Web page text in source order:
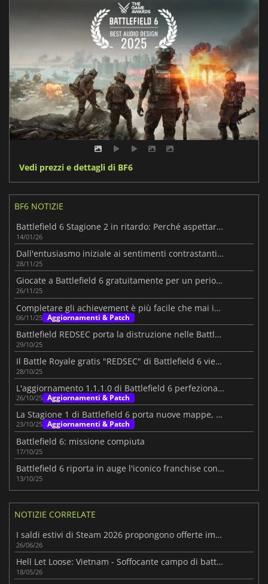
Vedi prezzi e dettagli di BF6
BF6 NOTIZIE
Battlefield 6 Stagione 2 in ritardo: Perché aspettare ancora un po' vale la pena
14/01/26
Dall'entusiasmo iniziale ai sentimenti contrastanti di Battlefield 6
28/11/25
Giocate a Battlefield 6 gratuitamente per un periodo limitato
26/11/25
Completare gli achievement è più facile che mai in Battlefield 6
06/11/25 Aggiornamenti & Patch
Battlefield REDSEC porta la distruzione nelle Battle Royale
29/10/25
Il Battle Royale gratis "REDSEC" di Battlefield 6 viene lanciato oggi
28/10/25
L'aggiornamento 1.1.1.0 di Battlefield 6 perfeziona il gameplay principale
26/10/25 Aggiornamenti & Patch
La Stagione 1 di Battlefield 6 porta nuove mappe, modalità e armi
23/10/25 Aggiornamenti & Patch
Battlefield 6: missione compiuta
17/10/25
Battlefield 6 riporta in auge l'iconico franchise con record al lancio
13/10/25
NOTIZIE CORRELATE
I saldi estivi di Steam 2026 propongono offerte imperdibili su migliaia di giochi
26/06/26
Hell Let Loose: Vietnam - Soffocante campo di battaglia nella giungla
18/05/26